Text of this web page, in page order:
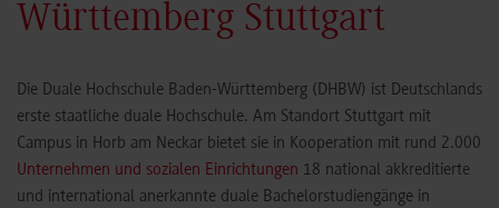
Württemberg Stuttgart
Die Duale Hochschule Baden-Württemberg (DHBW) ist Deutschlands
erste staatliche duale Hochschule. Am Standort Stuttgart mit
Campus in Horb am Neckar bietet sie in Kooperation mit rund 2.000
Unternehmen und sozialen Einrichtungen 18 national akkreditierte
und international anerkannte duale Bachelorstudiengänge in